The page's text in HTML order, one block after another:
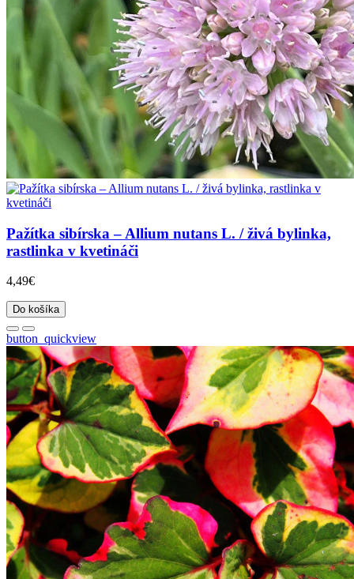
Pažítka sibírska – Allium nutans L. / živá bylinka,
rastlinka v kvetináči
4,49€
Do košíka
button_quickview